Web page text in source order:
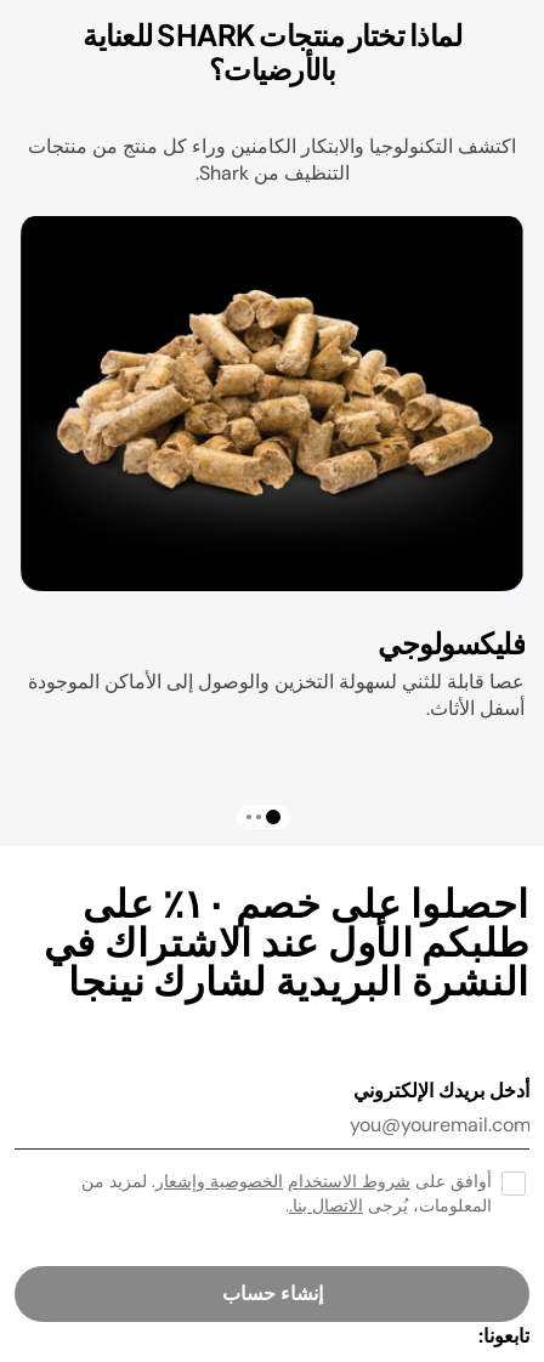
لماذا تختار منتجات SHARK للعناية
بالأرضيات؟
اكتشف التكنولوجيا والابتكار الكامنين وراء كل منتج من منتجات
التنظيف من Shark.
فليكسولوجي
عصا قابلة للثني لسهولة التخزين والوصول إلى الأماكن الموجودة
أسفل الأثاث.
احصلوا على خصم ١٠٪ على
طلبكم الأول عند الاشتراك في
النشرة البريدية لشارك نينجا
أدخل بريدك الإلكتروني
أوافق على شروط الاستخدام الخصوصية وإشعار . لمزيد من
المعلومات، يُرجى الاتصال بنا..
إنشاء حساب
تابعونا: